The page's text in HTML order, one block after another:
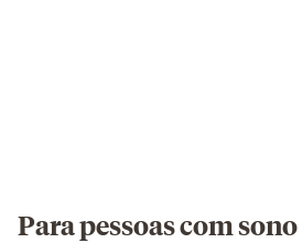
Para pessoas com